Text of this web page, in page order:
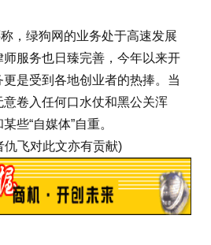
绿狗网的业务处于高速发展
服务也日臻完善，今年以来开
是受到各地创业者的热捧。当
卷入任何口水仗和黑公关浑
些“自媒体”自重。
飞对此文亦有贡献)